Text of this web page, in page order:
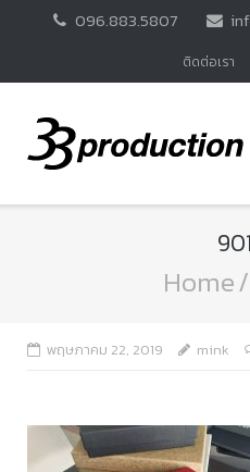
096.883.5807
ติดต่อเรา
Home/
พฤษภาคม 22, 2019 mink